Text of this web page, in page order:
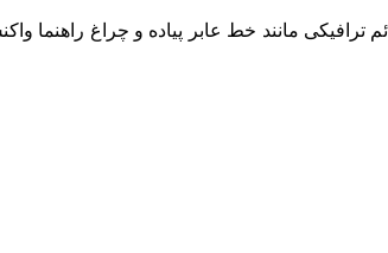
ترافیکی مانند خط عابر پیاده و چراغ راهنما